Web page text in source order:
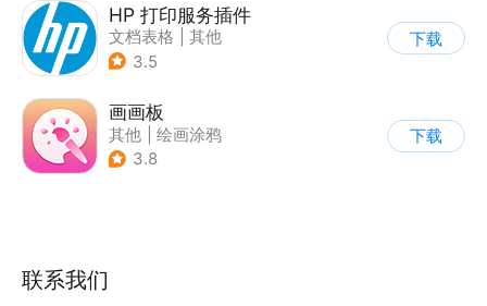
HP 打印服务插件
文档表格
其他
3.5
下载
画画板
其他
绘画涂鸦
3.8
下载
联系我们